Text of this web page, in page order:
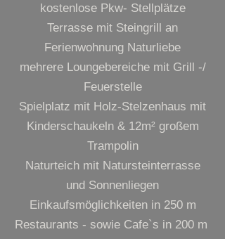
kostenlose Pkw- Stellplätze
Terrasse mit Steingrill an
Ferienwohnung Naturliebe
mehrere Loungebereiche mit Grill -/
Feuerstelle
Spielplatz mit Holz-Stelzenhaus mit
Kinderschaukeln & 12m² großem
Trampolin
Naturteich mit Natursteinterrasse
und Sonnenliegen
Einkaufsmöglichkeiten in 250 m​
Restaurants - sowie Cafe`s in 200 m